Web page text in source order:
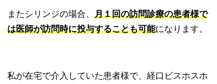
またシリンジの場合、 月１回の訪問診療の患者様で
は医師が訪問時に投与することも可能になります。
私が在宅で介入していた患者様で、経口ビスホスホ